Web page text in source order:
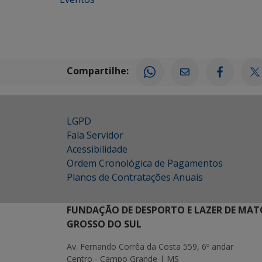
Compartilhe:
LGPD
Fala Servidor
Acessibilidade
Ordem Cronológica de Pagamentos
Planos de Contratações Anuais
FUNDAÇÃO DE DESPORTO E LAZER DE
GROSSO DO SUL
Av. Fernando Corrêa da Costa 559, 6º andar
Centro - Campo Grande | MS